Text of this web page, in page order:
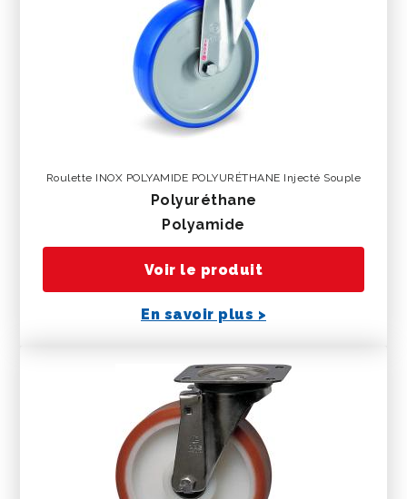
Roulette INOX POLYAMIDE POLYURÉTHANE Injecté Souple
polyuréthane
polyamide
Voir le produit
En savoir plus >